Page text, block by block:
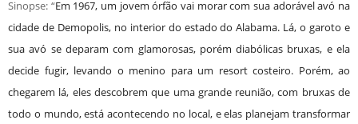
Sinopse: “Em 1967, um jovem órfão vai morar com sua adorável avó na
cidade de Demopolis, no interior do estado do Alabama. Lá, o garoto e
sua avó se deparam com glamorosas, porém diabólicas bruxas, e ela
decide fugir, levando o menino para um resort costeiro. Porém, ao
chegarem lá, eles descobrem que uma grande reunião, com bruxas de
todo o mundo, está acontecendo no local, e elas planejam transformar